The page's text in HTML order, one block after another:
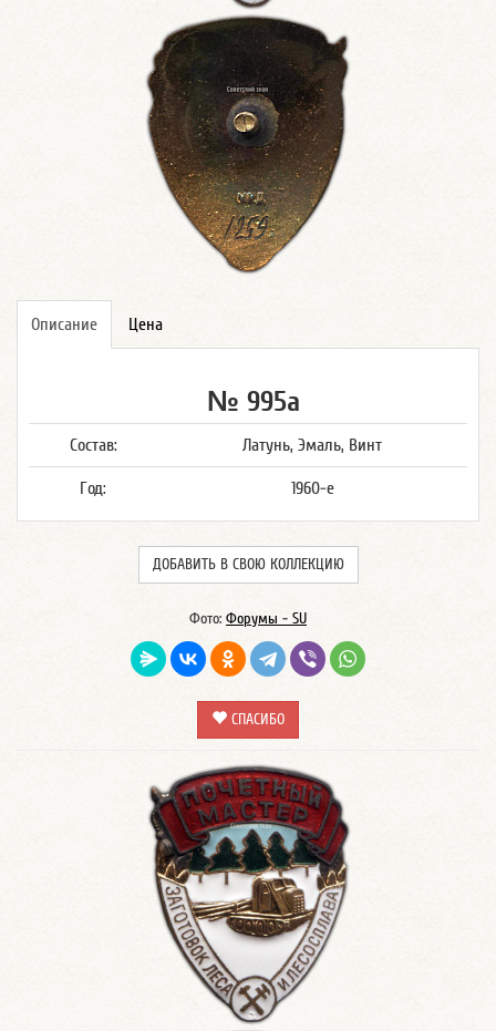
Описание Цена
№ 995а
Состав: Латунь, Эмаль, Винт
Год: 1960-е
ДОБАВИТЬ В СВОЮ КОЛЛЕКЦИЮ
Фото: Форумы - SU
СПАСИБО